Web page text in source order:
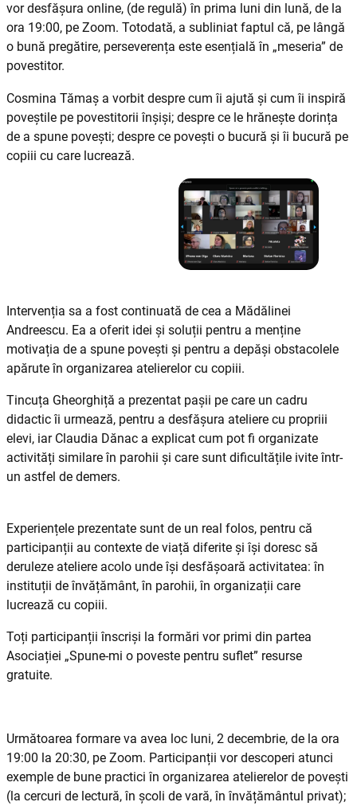
vor desfășura online, (de regulă) în prima luni din lună, de la
ora 19:00, pe Zoom. Totodată, a subliniat faptul că, pe lângă
o bună pregătire, perseverența este esențială în „meseria” de
povestitor.
Cosmina Tămaș a vorbit despre cum îi ajută și cum îi inspiră
poveștile pe povestitorii înșiși; despre ce le hrănește dorința
de a spune povești; despre ce povești o bucură și îi bucură pe
copiii cu care lucrează.
Intervenția sa a fost continuată de cea a Mădălinei
Andreescu. Ea a oferit idei și soluții pentru a menține
motivația de a spune povești și pentru a depăși obstacolele
apărute în organizarea atelierelor cu copiii.
Tincuța Gheorghiță a prezentat pașii pe care un cadru
didactic îi urmează, pentru a desfășura ateliere cu propriii
elevi, iar Claudia Dănac a explicat cum pot fi organizate
activități similare în parohii și care sunt dificultățile ivite într-
un astfel de demers.
Experiențele prezentate sunt de un real folos, pentru că
participanții au contexte de viață diferite și își doresc să
deruleze ateliere acolo unde își desfășoară activitatea: în
instituții de învățământ, în parohii, în organizații care
lucrează cu copiii.
Toți participanții înscriși la formări vor primi din partea
Asociației „Spune-mi o poveste pentru suflet” resurse
gratuite.
Următoarea formare va avea loc luni, 2 decembrie, de la ora
19:00 la 20:30, pe Zoom. Participanții vor descoperi atunci
exemple de bune practici în organizarea atelierelor de povești
(la cercuri de lectură, în școli de vară, în învățământul privat);